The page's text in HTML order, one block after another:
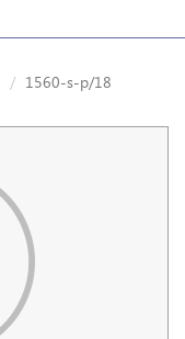
1560-s-p/18